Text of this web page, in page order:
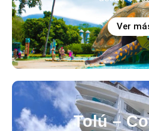
Ver
Tolú –